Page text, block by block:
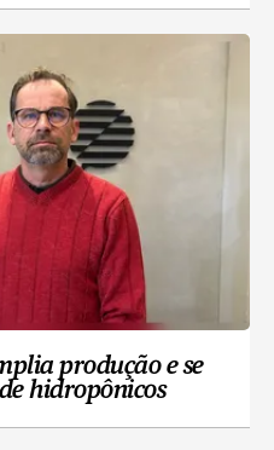
produção e se
hidropônicos